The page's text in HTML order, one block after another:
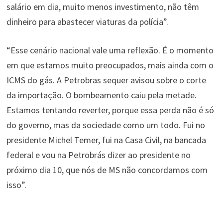
salário em dia, muito menos investimento, não têm
dinheiro para abastecer viaturas da polícia”.
“Esse cenário nacional vale uma reflexão. É o momento
em que estamos muito preocupados, mais ainda com o
ICMS do gás. A Petrobras sequer avisou sobre o corte
da importação. O bombeamento caiu pela metade.
Estamos tentando reverter, porque essa perda não é só
do governo, mas da sociedade como um todo. Fui no
presidente Michel Temer, fui na Casa Civil, na bancada
federal e vou na Petrobrás dizer ao presidente no
próximo dia 10, que nós de MS não concordamos com
isso”.